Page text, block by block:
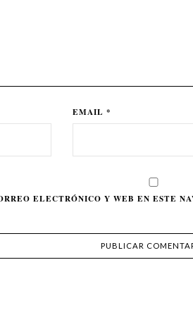
EMAIL *
ELECTRÓNICO Y WEB EN ESTE